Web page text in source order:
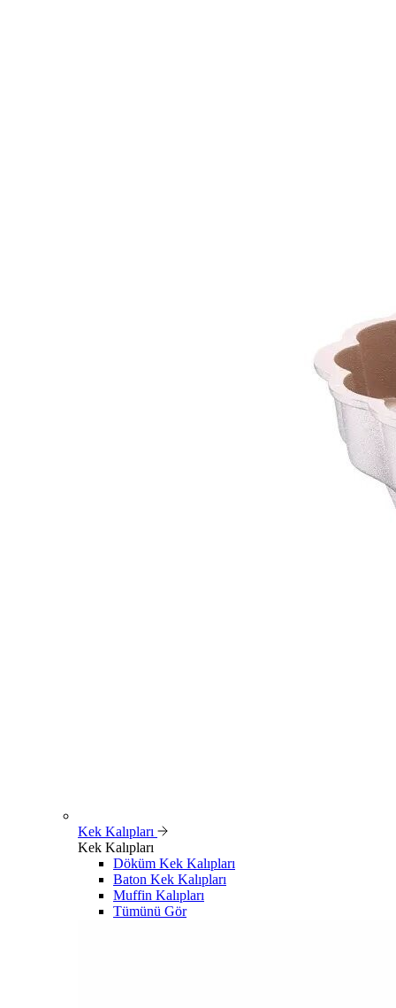
Kek Kalıpları
Kek Kalıpları
Döküm Kek Kalıpları
Baton Kek Kalıpları
Muffin Kalıpları
Tümünü Gör